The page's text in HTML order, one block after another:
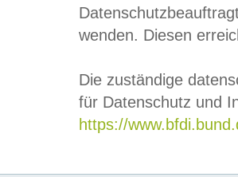
wenden. Diesen
Die zuständige
für Datenschutz und
https://